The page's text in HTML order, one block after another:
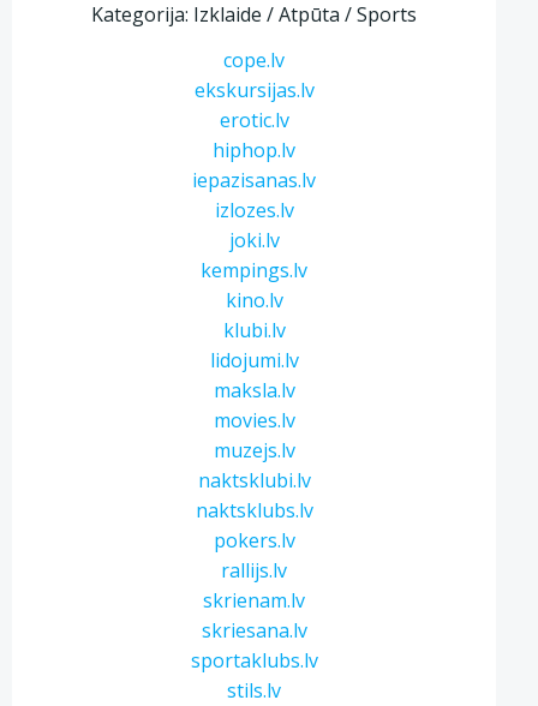
Kategorija: Izklaide / Atpūta / Sports
cope.lv
ekskursijas.lv
erotic.lv
hiphop.lv
iepazisanas.lv
izlozes.lv
joki.lv
kempings.lv
kino.lv
klubi.lv
lidojumi.lv
maksla.lv
movies.lv
muzejs.lv
naktsklubi.lv
naktsklubs.lv
pokers.lv
rallijs.lv
skrienam.lv
skriesana.lv
sportaklubs.lv
stils.lv